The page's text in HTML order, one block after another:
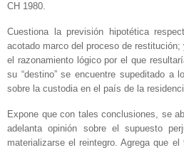
CH 1980.
Cuestiona la previsión hipotética
acotado marco del proceso de
el razonamiento lógico por el que
su “destino” se encuentre supeditado a
sobre la custodia en el país de la
Expone que con tales conclusiones, se
adelanta opinión sobre el supuesto
materializarse el reintegro. Agrega que